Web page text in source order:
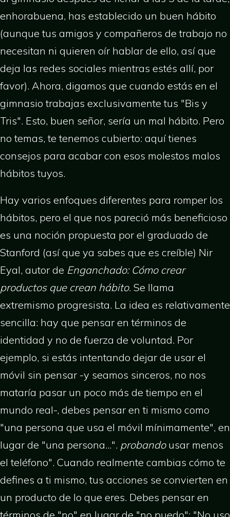
enhorabuena, has establecido un buen hábito
(aunque tus amigos y compañeros de trabajo no
necesitan ni quieren oír hablar de ello, así que
deja las redes sociales mientras estés allí, por
favor). Ahora, digamos que cuando estás en el
gimnasio trabajas exclusivamente tus "Bis y
Tris". Esto, buen señor, sería un mal hábito. Pero
no temas, te tenemos cubierto: aquí tienes
consejos para acabar con esos molestos malos
hábitos tuyos.
Hay varios enfoques diferentes para romper los
hábitos, pero el que nos pareció más beneficioso
es una noción propuesta por el graduado de
Stanford (así que ya sabes que es creíble) Nir
Eyal, autor de Enganchado: Cómo crear
productos que crean hábito. Se llama
extremismo progresista. La idea es relativamente
sencilla: hay que pensar en términos de
identidad y no de fuerza de voluntad. Por
ejemplo, si estás intentando dejar de usar el
móvil sin pensar -y seamos sinceros, no nos
mataría pasar un poco más de tiempo en el
mundo real-, debes pensar en ti mismo como
"una persona que usa el móvil mínimamente", en
lugar de "una persona...". probandousar menos
el teléfono". Cuando realmente cambias cómo te
defines a ti mismo, tus acciones se convierten en
un producto de lo que eres. Debes pensar en